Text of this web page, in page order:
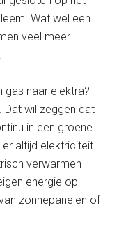
Wat wel een
veel meer
gas naar elektra?
Dat wil zeggen dat
in een groene
altijd elektriciteit
verwarmen
energie op
zonnepanelen of